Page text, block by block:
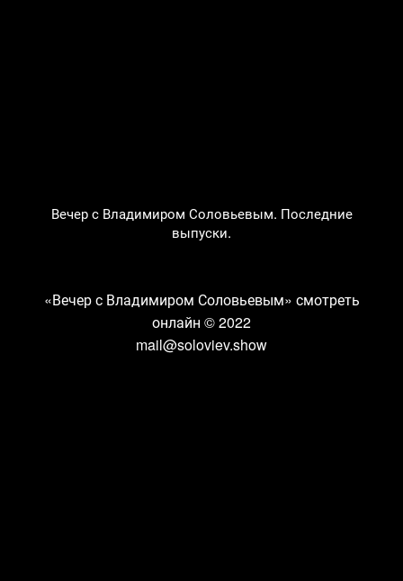
Вечер с Владимиром Соловьевым. Последние
выпуски.
«Вечер с Владимиром Соловьевым» смотреть
онлайн © 2022
mail@soloviev.show